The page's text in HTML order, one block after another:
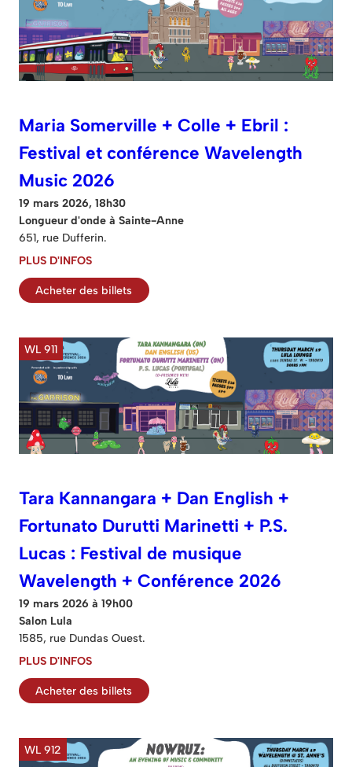
Maria Somerville + Colle + Ebril :
Festival et conférence Wavelength
Music 2026
19 mars 2026, 18h30
Longueur d'onde à Sainte-Anne
651, rue Dufferin.
PLUS D'INFOS
Acheter des billets
WL 911
Tara Kannangara + Dan English +
Fortunato Durutti Marinetti + P.S.
Lucas : Festival de musique
Wavelength + Conférence 2026
19 mars 2026 à 19h00
Salon Lula
1585, rue Dundas Ouest.
PLUS D'INFOS
Acheter des billets
WL 912